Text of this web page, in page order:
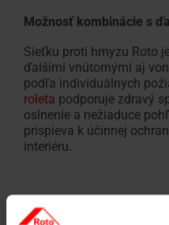
Možnosť kombinácie s
Sieťku proti hmyzu Roto
ďalšími vnútornými aj
podľa individuálnych
roleta podporuje zdravý
oslnenie a nežiaduce
prispieva k účinnej
interiéru.